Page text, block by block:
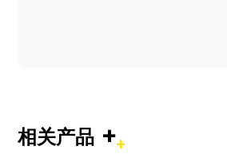
相关产品 +